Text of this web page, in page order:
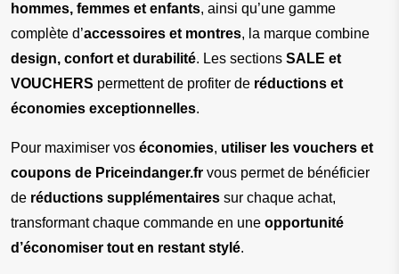
hommes, femmes et enfants, ainsi qu’une gamme
complète d’accessoires et montres
design, confort et durabilité. Les sections SALE et
VOUCHERS permettent de profiter de réductions et
économies exceptionnelles.
Pour maximiser vos économies, utiliser les vouchers et
coupons de Priceindanger.fr vous permet de bénéficier
de réductions supplémentaires sur chaque achat,
transformant chaque commande en une opportunité
d’économiser tout en restant stylé.